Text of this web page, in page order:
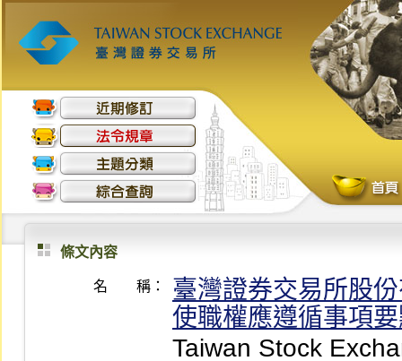
條文內容
名 稱：
臺灣證券交易所股
使職權應遵循事項
Taiwan Stock